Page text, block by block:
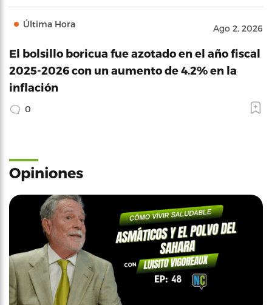
Última Hora Ago 2, 2026
El bolsillo boricua fue azotado en el año fiscal
2025-2026 con un aumento de 4.2% en la
inflación
0
Opiniones